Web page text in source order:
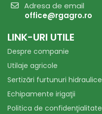
Adresa de email
office@rgagro.ro
LINK-URI UTILE
Despre companie
Utilaje agricole
Sertizări furtunuri hidraulice
Echipamente irigaţii
Politica de confidenţialitate